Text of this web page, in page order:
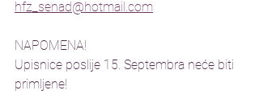
hfz_senad@hotmail.com
NAPOMENA!
Upisnice poslije 15. Septembra neće biti
primljene!